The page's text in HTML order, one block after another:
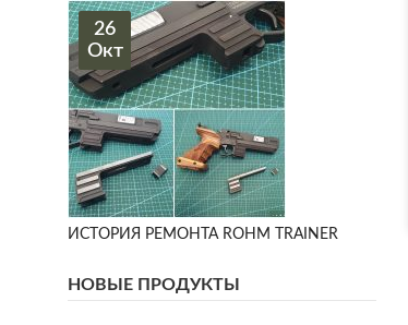
26
Окт
ИСТОРИЯ РЕМОНТА ROHM TRAINER
НОВЫЕ ПРОДУКТЫ